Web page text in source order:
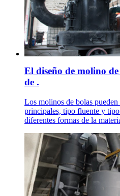
El diseño de molino
de .
Los molinos de bolas
principales, tipo fluente y
diferentes formas de la